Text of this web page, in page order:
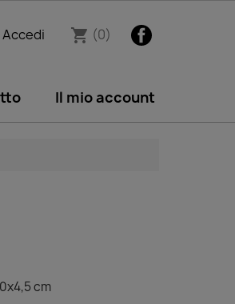
Facebook
shopping_cart (0)
Accedi
Il mio account
cm